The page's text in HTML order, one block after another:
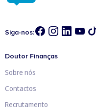
Siga-nos:
Doutor Finanças
Sobre nós
Contactos
Recrutamento